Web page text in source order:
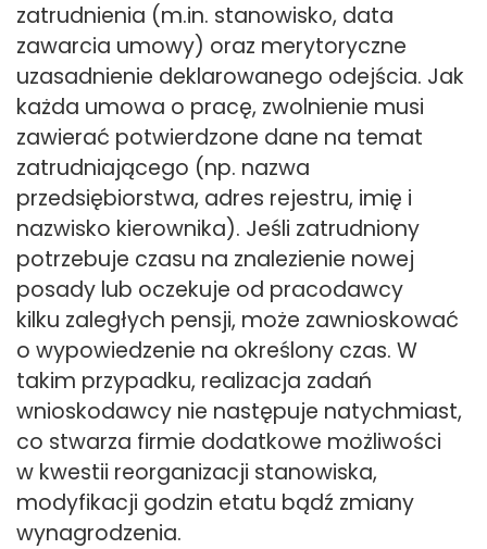
zatrudnienia (m.in. stanowisko, data
zawarcia umowy) oraz merytoryczne
uzasadnienie deklarowanego odejścia. Jak
każda umowa o pracę, zwolnienie musi
zawierać potwierdzone dane na temat
zatrudniającego (np. nazwa
przedsiębiorstwa, adres rejestru, imię i
nazwisko kierownika). Jeśli zatrudniony
potrzebuje czasu na znalezienie nowej
posady lub oczekuje od pracodawcy
kilku zaległych pensji, może zawnioskować
o wypowiedzenie na określony czas. W
takim przypadku, realizacja zadań
wnioskodawcy nie następuje natychmiast,
co stwarza firmie dodatkowe możliwości
w kwestii reorganizacji stanowiska,
modyfikacji godzin etatu bądź zmiany
wynagrodzenia.